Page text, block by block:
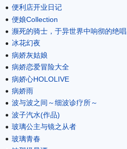
便利店开业日记
便娘Collection
濒死的骑士，于异世界中响彻的绝唱
冰花幻夜
病娇灰姑娘
病娇恋爱冒险大全
病娇心HOLOLIVE
病娇雨
波与波之间～细波诊疗所～
波子汽水(作品)
玻璃公主与镜之从者
玻璃青春